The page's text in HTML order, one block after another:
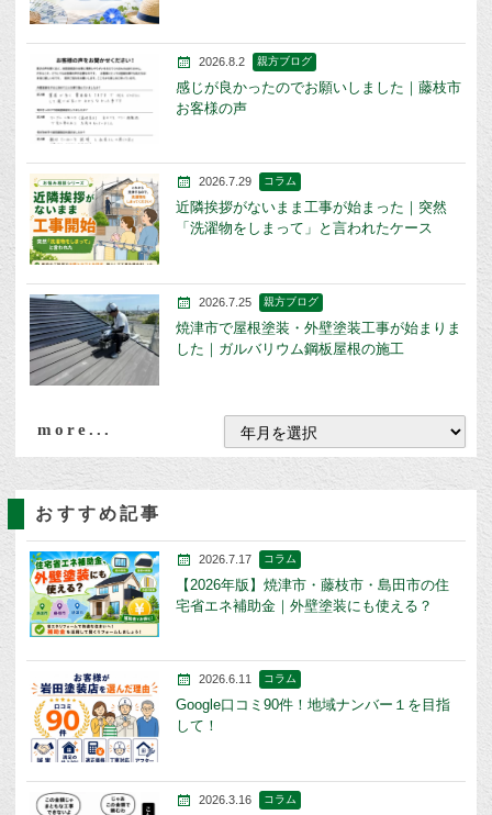
2026.8.2 親方ブログ
感じが良かったのでお願いしました｜藤枝市
お客様の声
2026.7.29 コラム
近隣挨拶がないまま工事が始まった｜突然
「洗濯物をしまって」と言われたケース
2026.7.25 親方ブログ
焼津市で屋根塗装・外壁塗装工事が始まりま
した｜ガルバリウム鋼板屋根の施工
more...
おすすめ記事
2026.7.17 コラム
【2026年版】焼津市・藤枝市・島田市の住
宅省エネ補助金｜外壁塗装にも使える？
2026.6.11 コラム
Google口コミ90件！地域ナンバー１を目指
して！
2026.3.16 コラム